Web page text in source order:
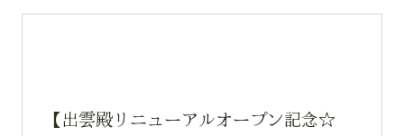
【出雲殿リニューアルオープン記念☆